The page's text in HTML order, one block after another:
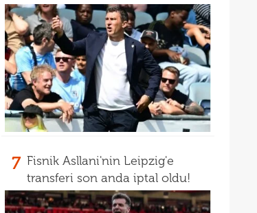
7 Fisnik Asllani'nin Leipzig'e
transferi son anda iptal oldu!